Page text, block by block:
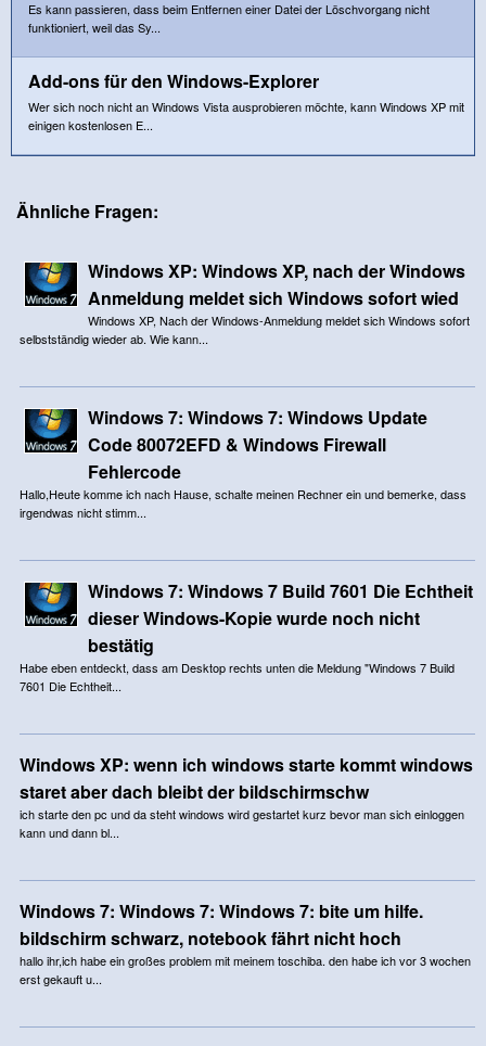
Es kann passieren, dass beim Entfernen einer Datei der Löschvorgang nicht
funktioniert, weil das Sy...
Add-ons für den Windows-Explorer
Wer sich noch nicht an Windows Vista ausprobieren möchte, kann Windows XP mit
einigen kostenlosen E...
Ähnliche Fragen:
Windows XP: Windows XP, nach der Windows
Anmeldung meldet sich Windows sofort wied
Windows XP, Nach der Windows-Anmeldung meldet sich Windows sofort
selbstständig wieder ab. Wie kann...
Windows 7: Windows 7: Windows Update
Code 80072EFD & Windows Firewall
Fehlercode
Hallo,Heute komme ich nach Hause, schalte meinen Rechner ein und bemerke, dass
irgendwas nicht stimm...
Windows 7: Windows 7 Build 7601 Die Echtheit
dieser Windows-Kopie wurde noch nicht
bestätig
Habe eben entdeckt, dass am Desktop rechts unten die Meldung "Windows 7 Build
7601 Die Echtheit...
Windows XP: wenn ich windows starte kommt windows
staret aber dach bleibt der bildschirmschw
ich starte den pc und da steht windows wird gestartet kurz bevor man sich einloggen
kann und dann bl...
Windows 7: Windows 7: Windows 7: bite um hilfe.
bildschirm schwarz, notebook fährt nicht hoch
hallo ihr,ich habe ein großes problem mit meinem toschiba. den habe ich vor 3 wochen
erst gekauft u...